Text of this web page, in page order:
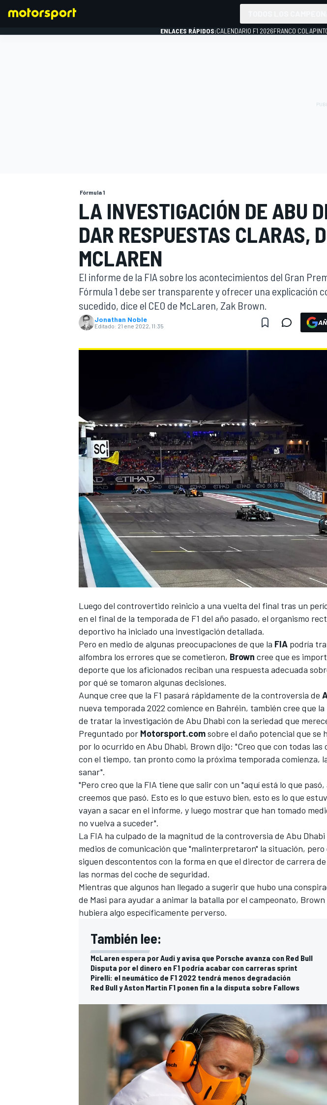
INDYCAR
NASCAR CUP
FÓRMULA E
WRC
ENLACES RÁPIDOS:CALENDARIO F1 2026FRANCO
Fórmula 1
LA INVESTIGACIÓN DE ABU
DAR RESPUESTAS CLARAS,
MCLAREN
El informe de la FIA sobre los acontecimientos del Gran
Fórmula 1 debe ser transparente y ofrecer una explicación
sucedido, dice el CEO de McLaren, Zak Brown.
Jonathan Noble
Editado: 21 ene 2022, 11:35
Luego del controvertido reinicio a una vuelta del final tras un
en el final de la temporada de F1 del año pasado, el organismo
deportivo ha iniciado una investigación detallada.
Pero en medio de algunas preocupaciones de que la FIA podría
alfombra los errores que se cometieron, Brown cree que es
deporte que los aficionados reciban una respuesta adecuada
por qué se tomaron algunas decisiones.
Aunque cree que la F1 pasará rápidamente de la controversia de
nueva temporada 2022 comience en Bahréin, también cree que
de tratar la investigación de Abu Dhabi con la seriedad que
Preguntado por Motorsport.comsobre el daño potencial que se
por lo ocurrido en Abu Dhabi, Brown dijo: "Creo que con todas
con el tiempo, tan pronto como la próxima temporada comienza,
sanar".
"Pero creo que la FIA tiene que salir con un "aquí está lo que
creemos que pasó. Esto es lo que estuvo bien, esto es lo que
vayan a sacar en el informe, y luego mostrar que han tomado
no vuelva a suceder".
La FIA ha culpado de la magnitud de la controversia de Abu Dhabi
medios de comunicación que "malinterpretaron" la situación,
siguen descontentos con la forma en que el director de carrera de
las normas del coche de seguridad.
Mientras que algunos han llegado a sugerir que hubo una
de Masi para ayudar a animar la batalla por el campeonato,
hubiera algo específicamente perverso.
También lee:
McLaren espera por Audi y avisa que Porsche avanza con Red Bull
Disputa por el dinero en F1 podría acabar con carreras sprint
Pirelli: el neumático de F1 2022 tendrá menos degradación
Red Bull y Aston Martin F1 ponen fin a la disputa sobre Fallows